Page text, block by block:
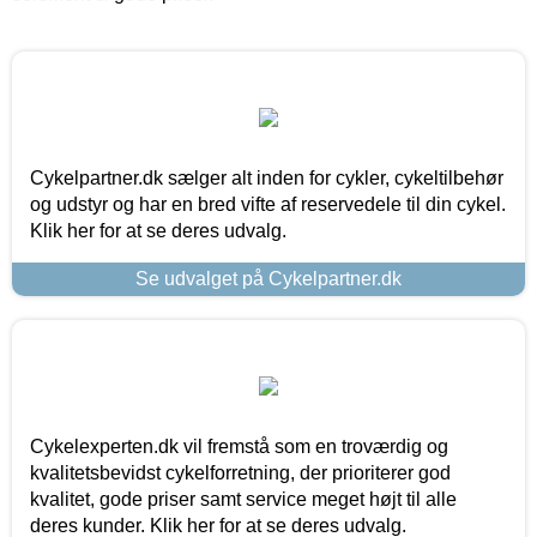
Cykelpartner.dk sælger alt inden for cykler, cykeltilbehør
og udstyr og har en bred vifte af reservedele til din cykel.
Klik her for at se deres udvalg.
Se udvalget på Cykelpartner.dk
Cykelexperten.dk vil fremstå som en troværdig og
kvalitetsbevidst cykelforretning, der prioriterer god
kvalitet, gode priser samt service meget højt til alle
deres kunder. Klik her for at se deres udvalg.